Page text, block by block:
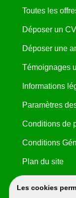
Les cookies
Toutes les
Déposer un CV
Déposer une
Témoignages
Informations
Paramètres
Conditions de
Conditions
Plan du site